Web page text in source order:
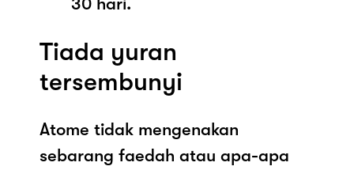
Tiada yuran
tersembunyi
Atome tidak mengenakan
sebarang faedah atau apa-apa